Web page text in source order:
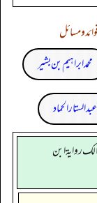
و مسائل
محمد ابراہیم بن بشیر
الحماد
رواية ابن